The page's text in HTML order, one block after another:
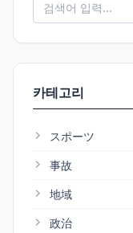
카테고리
スポーツ
事故
地域
政治